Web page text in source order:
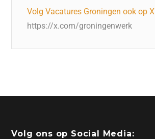
Volg Vacatures Groningen ook op X
https://x.com/groningenwerk
Volg ons op Social Media: